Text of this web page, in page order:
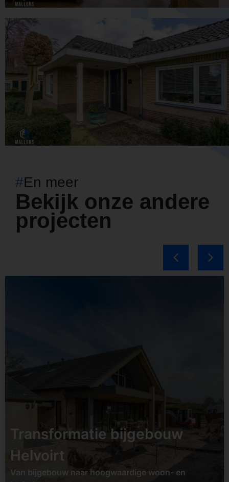
#En meer
Bekijk onze andere
projecten
Bekijk project
Transformatie bijgebouw
Helvoirt
Van bijgebouw naar hoogwaardige woon- en